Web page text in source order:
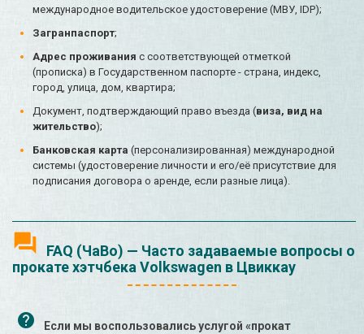
международное водительское удостоверение (МВУ, IDP);
Загранпаспорт;
Адрес проживания с соответствующей отметкой
(прописка) в Государственном паспорте - страна, индекс,
город, улица, дом, квартира;
Документ, подтверждающий право въезда (виза, вид на
жительство);
Банковская карта (персонализированная) международной
системы (удостоверение личности и его/её присутствие для
подписания договора о аренде, если разные лица).
FAQ (ЧаВо) — Часто задаваемые вопросы о
прокате хэтчбека Volkswagen в Цвиккау
Если мы воспользовались услугой «прокат